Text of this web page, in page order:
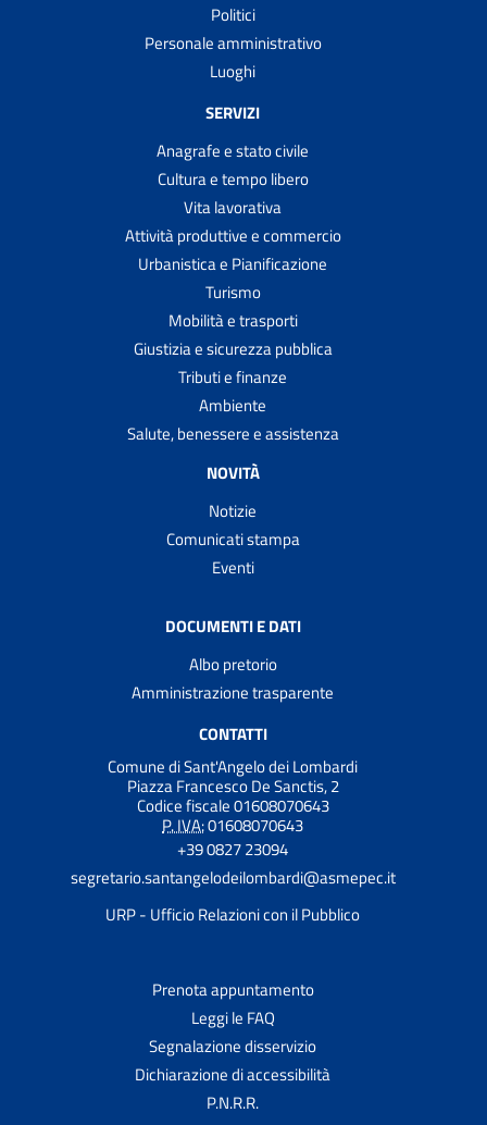
Politici
Personale amministrativo
Luoghi
SERVIZI
Anagrafe e stato civile
Cultura e tempo libero
Vita lavorativa
Attività produttive e commercio
Urbanistica e Pianificazione
Turismo
Mobilità e trasporti
Giustizia e sicurezza pubblica
Tributi e finanze
Ambiente
Salute, benessere e assistenza
NOVITÀ
Notizie
Comunicati stampa
Eventi
DOCUMENTI E DATI
Albo pretorio
Amministrazione trasparente
CONTATTI
Comune di Sant'Angelo dei Lombardi
Piazza Francesco De Sanctis, 2
Codice fiscale 01608070643
P. IVA:01608070643
+39 0827 23094
segretario.santangelodeilombardi@asmepec.it
URP - Ufficio Relazioni con il Pubblico
Prenota appuntamento
Leggi le FAQ
Segnalazione disservizio
Dichiarazione di accessibilità
P.N.R.R.